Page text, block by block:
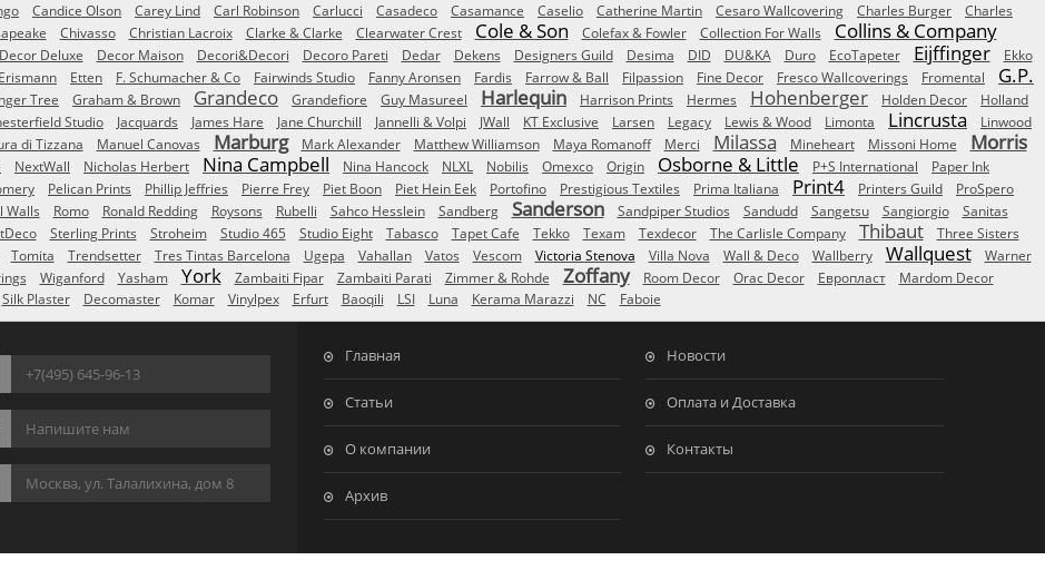
Candice Olson Carey Lind Carl Robinson Carlucci Casadeco Casamance Caselio Catherine Martin Cesaro Wallcovering Charles Burger
Charles
Chivasso Christian Lacroix Clarke & Clarke Clearwater Crest Cole & Son Colefax & Fowler Collection For Walls Collins & Company
Decor Deluxe Decor Maison Decori&Decori Decoro Pareti Dedar Dekens Designers Guild Desima DID DU&KA Duro EcoTapeter Eijffinger
Ekko
Erismann Etten F. Schumacher & Co Fairwinds Studio Fanny Aronsen Fardis Farrow & Ball Filpassion Fine Decor Fresco Wallcoverings Fromental
G.P.
Tree Graham & Brown Grandeco Grandefiore Guy Masureel Harlequin Harrison Prints Hermes Hohenberger Holden Decor
Holland
Studio Jacquards James Hare Jane Churchill Jannelli & Volpi JWall KT Exclusive Larsen Legacy Lewis & Wood Limonta Lincrusta
Linwood
di Tizzana Manuel Canovas Marburg Mark Alexander Matthew Williamson Maya Romanoff Merci Milassa Mineheart Missoni Home
Morris
NextWall Nicholas Herbert Nina Campbell Nina Hancock NLXL Nobilis Omexco Origin Osborne & Little P+S International Paper Ink
Pelican Prints Phillip Jeffries Pierre Frey Piet Boon Piet Hein Eek Portofino Prestigious Textiles Prima Italiana Print4 Printers Guild
ProSpero
Walls Romo Ronald Redding Roysons Rubelli Sahco Hesslein Sandberg Sanderson Sandpiper Studios Sandudd Sangetsu Sangiorgio Sanitas
Sterling Prints Stroheim Studio 465 Studio Eight Tabasco Tapet Cafe Tekko Texam Texdecor The Carlisle Company Thibaut
Three Sisters
Tomita Trendsetter Tres Tintas Barcelona Ugepa Vahallan Vatos Vescom Victoria Stenova Villa Nova Wall & Deco Wallberry Wallquest
Warner
Wiganford Yasham York Zambaiti Fipar Zambaiti Parati Zimmer & Rohde Zoffany Room Decor Orac Decor Европласт
Mardom Decor
Silk Plaster Decomaster Komar Vinylpex Erfurt Baoqili LSI Luna Kerama Marazzi NC Faboie
+7(495) 645-96-13
Напишите нам
Москва, ул. Талалихина, дом 8
Главная Новости
Статьи Оплата и Доставка
О компании Контакты
Архив